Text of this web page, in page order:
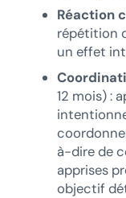
Réaction
répétition
un effet
12 mois) :
à-dire de
apprises
objectif